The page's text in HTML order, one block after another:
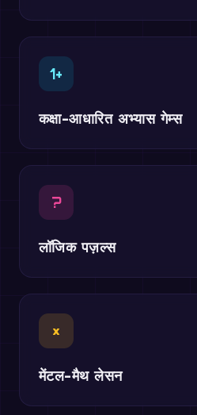
1+
कक्षा-आधारित अभ्यास गेम्स
?
लॉजिक पज़ल्स
×
मेंटल-मैथ लेसन